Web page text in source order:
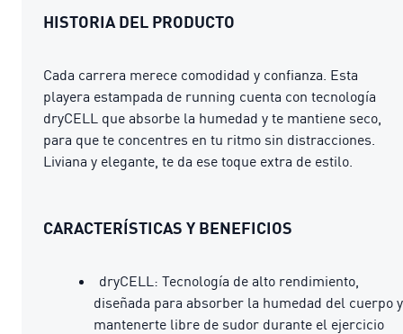
HISTORIA DEL PRODUCTO
Cada carrera merece comodidad y confianza. Esta
playera estampada de running cuenta con tecnología
dryCELL que absorbe la humedad y te mantiene seco,
para que te concentres en tu ritmo sin distracciones.
Liviana y elegante, te da ese toque extra de estilo.
CARACTERÍSTICAS Y BENEFICIOS
dryCELL: Tecnología de alto rendimiento,
diseñada para absorber la humedad del cuerpo y
mantenerte libre de sudor durante el ejercicio